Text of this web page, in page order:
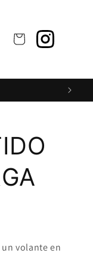
Carrito
volante en